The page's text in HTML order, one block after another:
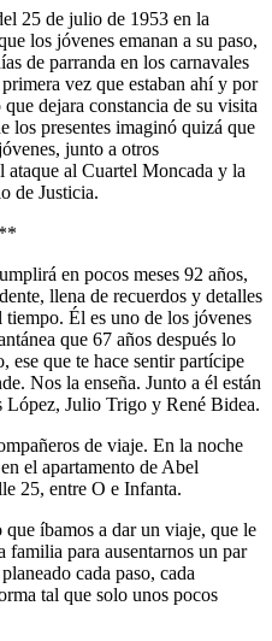
25 de julio de 1953 en la
los jóvenes emanan a su paso,
de parranda en los carnavales
vez que estaban ahí y por
dejara constancia de su visita
los presentes imaginó quizá que
junto a otros
al Cuartel Moncada y la
de Justicia.
en pocos meses 92 años,
llena de recuerdos y detalles
tiempo. Él es uno de los jóvenes
que 67 años después lo
ese que te hace sentir partícipe
Nos la enseña. Junto a él están
López, Julio Trigo y René Bidea.
de viaje. En la noche
el apartamento de Abel
25, entre O e Infanta.
íbamos a dar un viaje, que le
familia para ausentarnos un par
cada paso, cada
tal que solo unos pocos